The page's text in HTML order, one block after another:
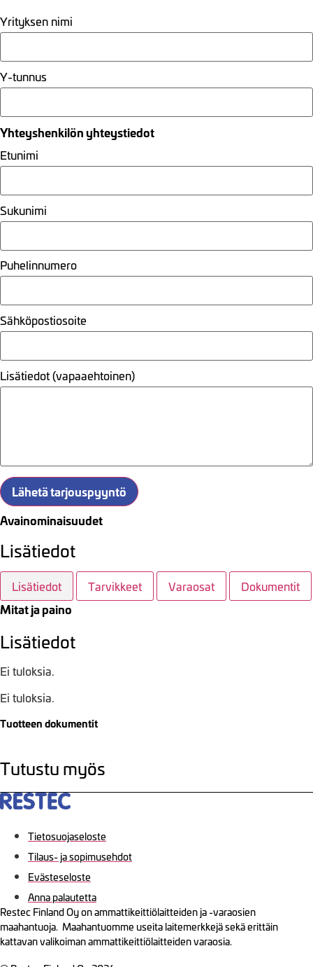
Yrityksen nimi
Y-tunnus
Yhteyshenkilön yhteystiedot
Etunimi
Sukunimi
Puhelinnumero
Sähköpostiosoite
Lisätiedot (vapaaehtoinen)
Lähetä tarjouspyyntö
Avainominaisuudet
Lisätiedot
Lisätiedot Tarvikkeet Varaosat Dokumentit
Mitat ja paino
Lisätiedot
Ei tuloksia.
Ei tuloksia.
Tuotteen dokumentit
Tutustu myös
Tietosuojaseloste
Tilaus- ja sopimusehdot
Evästeseloste
Anna palautetta
Restec Finland Oy on ammattikeittiölaitteiden ja -varaosien
maahantuoja. Maahantuomme useita laitemerkkejä sekä erittäin
kattavan valikoiman ammattikeittiölaitteiden varaosia.